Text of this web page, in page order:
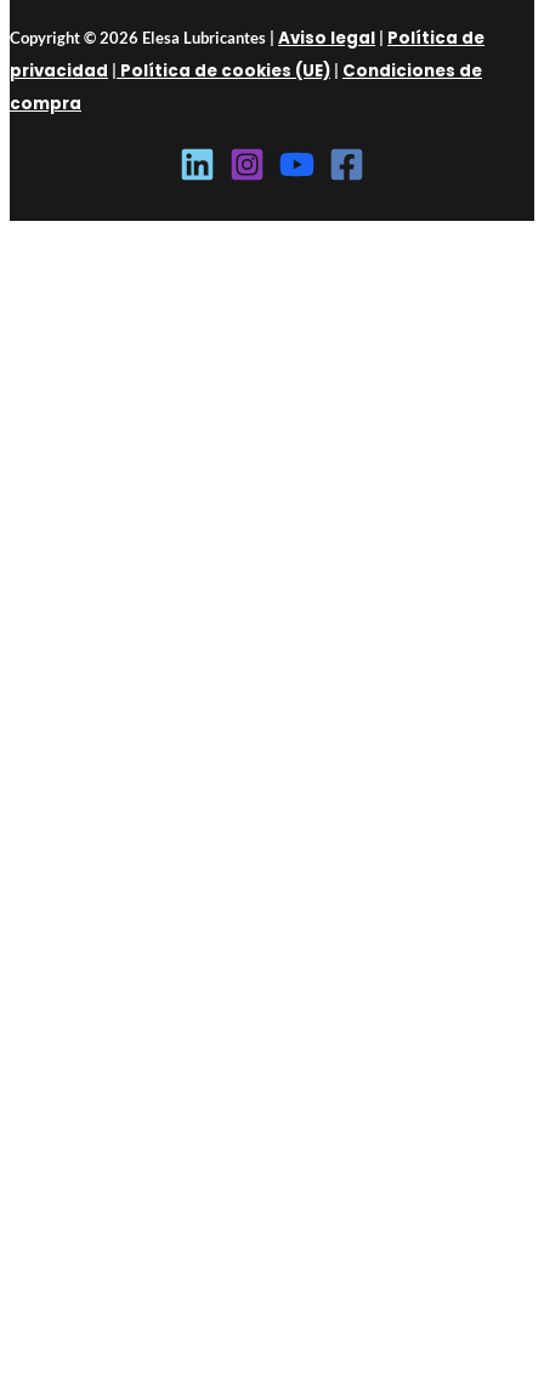
Copyright © 2026 Elesa Lubricantes | Aviso legal | Política de
privacidad | Política de cookies (UE) | Condiciones de
compra